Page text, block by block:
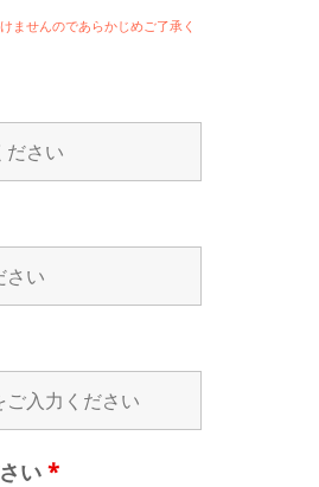
ませんのであらかじめご了承く
い*